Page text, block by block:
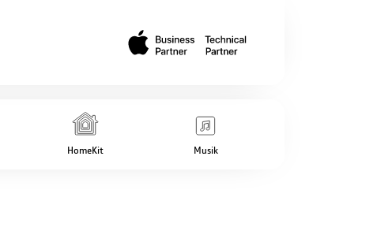
HomeKit Musik